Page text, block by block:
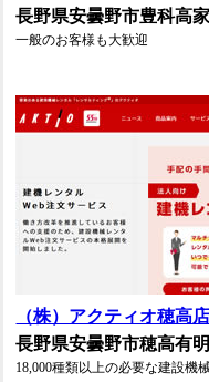
長野県安曇野市豊科高
一般のお客様も大歓迎
（株）アクティオ穂高店
長野県安曇野市穂高有
18,000種類以上の必要な建設機